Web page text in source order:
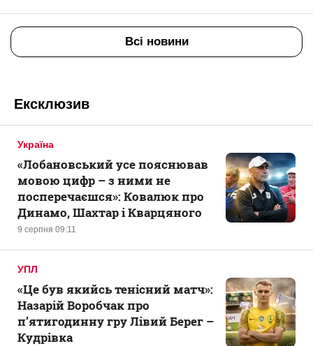
Всі новини
Ексклюзив
Україна
9 серпня 09:11
«Лобановський усе пояснював
мовою цифр – з ними не
посперечаєшся»: Ковалюк про
Динамо, Шахтар і Кварцяного
УПЛ
«Це був якийсь тенісний матч»:
Назарій Воробчак про
п’ятигодинну гру Лівий Берег –
Кудрівка